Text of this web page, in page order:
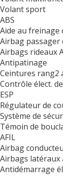
Volant sport
ABS
Aide au freinage
Airbag passager
Airbags rideaux
Antipatinage
Ceintures rang2
Contrôle élect.
ESP
Régulateur de
Système de
Témoin de
AFIL
Airbag
Airbags latéraux
Antidémarrage